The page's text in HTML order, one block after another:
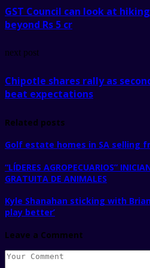
GST Council can look at
beyond Rs 5 cr
next post
Chipotle shares rally as
beat expectations
Related posts
Golf estate homes in SA selling
“LÍDERES AGROPECUARIOS”
GRATUITA DE ANIMALES
Kyle Shanahan sticking with
play better’
Leave a Comment